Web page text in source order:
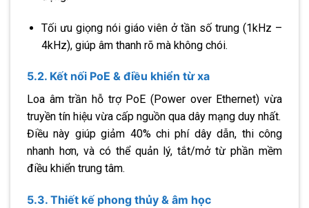
Tối ưu giọng nói giáo viên ở tần số trung (1kHz –
4kHz), giúp âm thanh rõ mà không chói.
5.2. Kết nối PoE & điều khiển từ xa
Loa âm trần hỗ trợ PoE (Power over Ethernet) vừa
truyền tín hiệu vừa cấp nguồn qua dây mạng duy nhất.
Điều này giúp giảm 40% chi phí dây dẫn, thi công
nhanh hơn, và có thể quản lý, tắt/mở từ phần mềm
điều khiển trung tâm.
5.3. Thiết kế phong thủy & âm học